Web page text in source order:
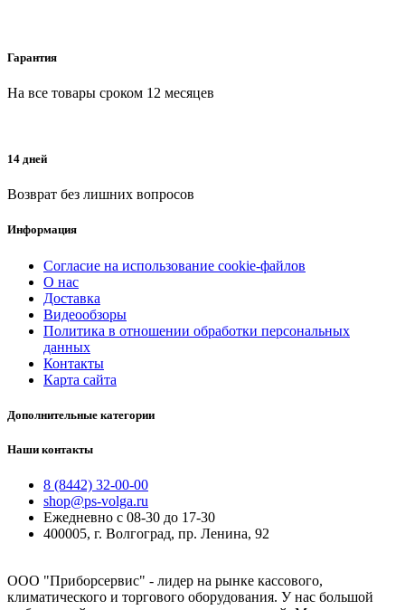
Гарантия
На все товары сроком 12 месяцев
14 дней
Возврат без лишних вопросов
Информация
Согласие на использование cookie-файлов
О нас
Доставка
Видеообзоры
Политика в отношении обработки персональных
данных
Контакты
Карта сайта
Дополнительные категории
Наши контакты
8 (8442) 32-00-00
shop@ps-volga.ru
Ежедневно с 08-30 до 17-30
400005, г. Волгоград, пр. Ленина, 92
ООО "Приборсервис" - лидер на рынке кассового,
климатического и торгового оборудования. У нас большой